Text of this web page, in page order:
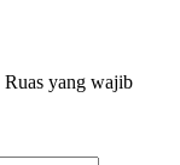
Ruas yang wajib